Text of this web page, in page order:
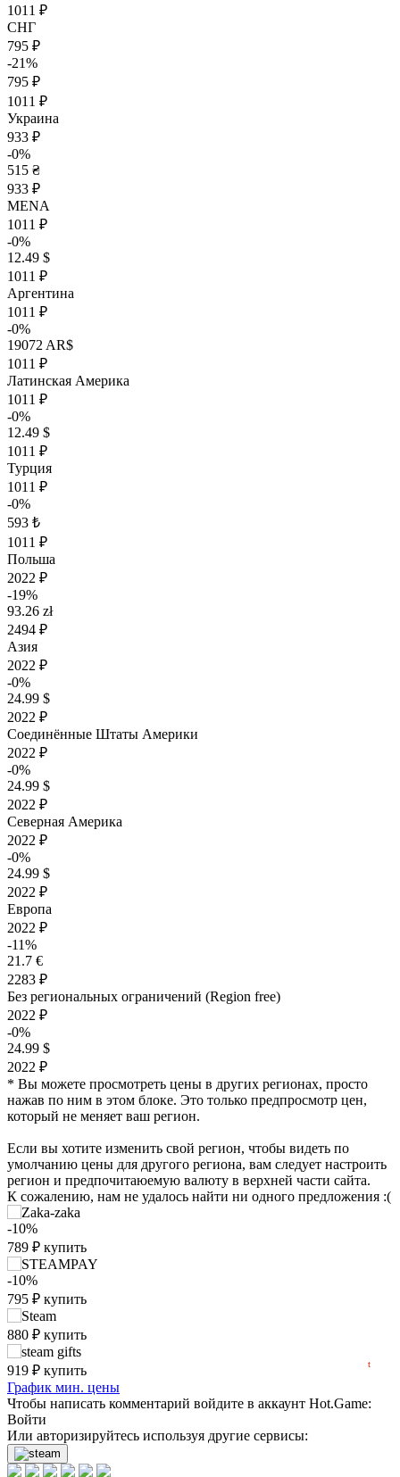
1011 ₽
СНГ
795 ₽
-21%
795 ₽
1011 ₽
Украина
933 ₽
-0%
515 ₴
933 ₽
MENA
1011 ₽
-0%
12.49 $
1011 ₽
Аргентина
1011 ₽
-0%
19072 AR$
1011 ₽
Латинская Америка
1011 ₽
-0%
12.49 $
1011 ₽
Турция
1011 ₽
-0%
593 ₺
1011 ₽
Польша
2022 ₽
-19%
93.26 zł
2494 ₽
Азия
2022 ₽
-0%
24.99 $
2022 ₽
Соединённые Штаты Америки
2022 ₽
-0%
24.99 $
2022 ₽
Северная Америка
2022 ₽
-0%
24.99 $
2022 ₽
Европа
2022 ₽
-11%
21.7 €
2283 ₽
Без региональных ограничений (Region free)
2022 ₽
-0%
24.99 $
2022 ₽
* Вы можете просмотреть цены в других регионах, просто
нажав по ним в этом блоке. Это только предпросмотр цен,
который не меняет ваш регион.
Если вы хотите изменить свой регион, чтобы видеть по
умолчанию цены для другого региона, вам следует настроить
регион и предпочитаюемую валюту в верхней части сайта.
К сожалению, нам не удалось найти ни одного предложения :(
-10%
789 ₽ купить
-10%
795 ₽ купить
880 ₽ купить
919 ₽ купить t
₽
400
500
700
800
max880
График мин. цены
Чтобы написать комментарий войдите в аккаунт Hot.Game:
Войти
Или авторизируйтесь используя другие сервисы: